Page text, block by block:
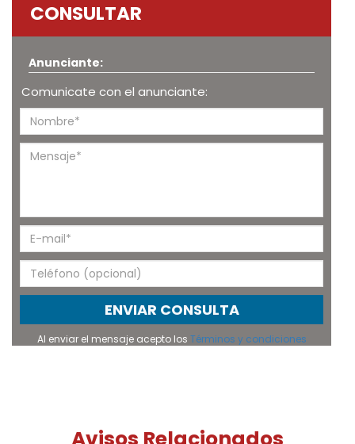
CONSULTAR
Anunciante:
Comunicate con el anunciante:
ENVIAR CONSULTA
Al enviar el mensaje acepto los Términos y condiciones